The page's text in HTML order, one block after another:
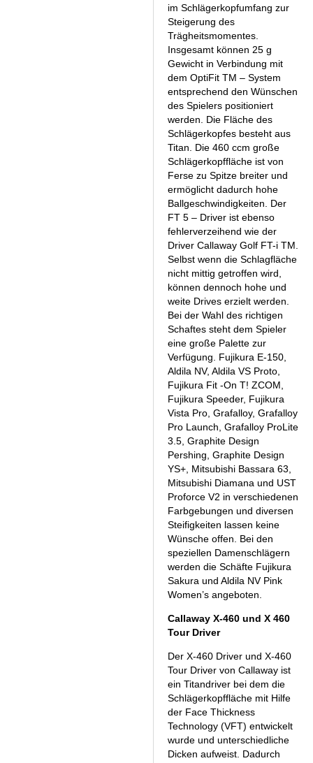
im Schlägerkopfumfang zur
Steigerung des
Trägheitsmomentes.
Insgesamt können 25 g
Gewicht in Verbindung mit
dem OptiFit TM – System
entsprechend den Wünschen
des Spielers positioniert
werden. Die Fläche des
Schlägerkopfes besteht aus
Titan. Die 460 ccm große
Schlägerkopffläche ist von
Ferse zu Spitze breiter und
ermöglicht dadurch hohe
Ballgeschwindigkeiten. Der
FT 5 – Driver ist ebenso
fehlerverzeihend wie der
Driver Callaway Golf FT-i TM.
Selbst wenn die Schlagfläche
nicht mittig getroffen wird,
können dennoch hohe und
weite Drives erzielt werden.
Bei der Wahl des richtigen
Schaftes steht dem Spieler
eine große Palette zur
Verfügung. Fujikura E-150,
Aldila NV, Aldila VS Proto,
Fujikura Fit -On T! ZCOM,
Fujikura Speeder, Fujikura
Vista Pro, Grafalloy, Grafalloy
Pro Launch, Grafalloy ProLite
3.5, Graphite Design
Pershing, Graphite Design
YS+, Mitsubishi Bassara 63,
Mitsubishi Diamana und UST
Proforce V2 in verschiedenen
Farbgebungen und diversen
Steifigkeiten lassen keine
Wünsche offen. Bei den
speziellen Damenschlägern
werden die Schäfte Fujikura
Sakura und Aldila NV Pink
Women’s angeboten.
Callaway X-460 und X 460
Tour Driver
Der X-460 Driver und X-460
Tour Driver von Callaway ist
ein Titandriver bei dem die
Schlägerkopffläche mit Hilfe
der Face Thickness
Technology (VFT) entwickelt
wurde und unterschiedliche
Dicken aufweist. Dadurch